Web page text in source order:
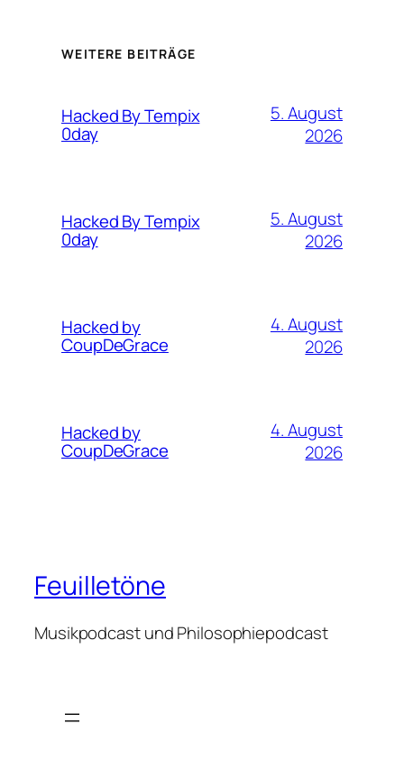
WEITERE BEITRÄGE
Hacked By Tempix
0day
5. August
2026
Hacked By Tempix
0day
5. August
2026
Hacked by
CoupDeGrace
4. August
2026
Hacked by
CoupDeGrace
4. August
2026
Feuilletöne
Musikpodcast und Philosophiepodcast